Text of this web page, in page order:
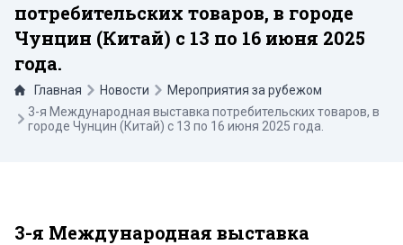
потребительских товаров, в городе
Чунцин (Китай) с 13 по 16 июня 2025
года.
Главная Новости
Мероприятия за рубежом
3-я Международная выставка потребительских товаров, в
городе Чунцин (Китай) с 13 по 16 июня 2025 года.
3-я Международная выставка